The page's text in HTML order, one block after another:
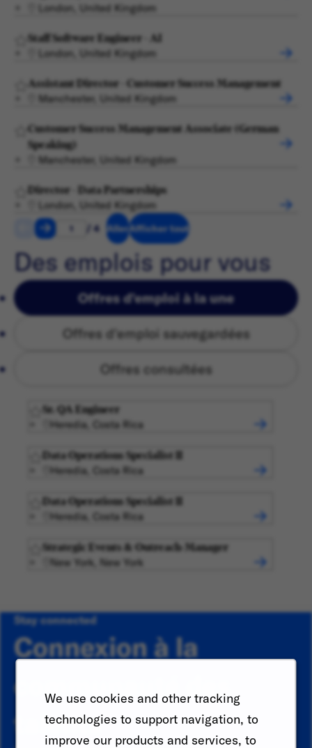
We use cookies and other tracking
technologies to support navigation, to
improve our products and services, to
London, United Kingdom
Staff Software Engineer - AI
London, United Kingdom
Assistant Director - Customer Success Management
Manchester, United Kingdom
Customer Success Management Associate (German
Speaking)
Manchester, United Kingdom
Director - Data Partnerships
London, United Kingdom
/ 4 AllerAfficher tout
Des emplois pour vous
Offres d'emploi à la une
Offres d'emploi sauvegardées
Offres consultées
Sr. QA Engineer
Heredia, Costa Rica
Data Operations Specialist II
Heredia, Costa Rica
Data Operations Specialist II
Heredia, Costa Rica
Strategic Events & Outreach-Manager
New York, New York
Stay connected
Connexion à la
communauté des
talents